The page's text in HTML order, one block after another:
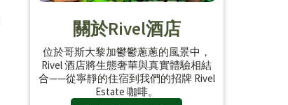
關於Rivel酒店
位於哥斯大黎加鬱鬱蔥蔥的風景中，
Rivel 酒店將生態奢華與真實體驗相結
合——從寧靜的住宿到我們的招牌 Rivel
Estate 咖啡。